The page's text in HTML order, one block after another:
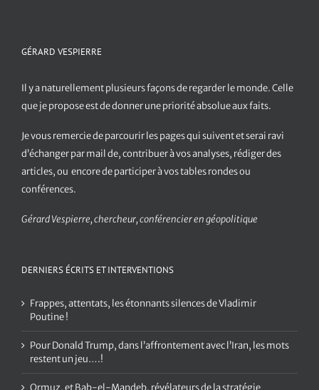
GÉRARD VESPIERRE
Il y a naturellement plusieurs façons de regarder le monde. Celle
que je propose est de donner une priorité absolue aux faits.
Je vous remercie de parcourir les pages qui suivent et serai ravi
d’échanger par mail de, contribuer à vos analyses, rédiger des
articles, ou encore de participer à vos tables rondes ou
conférences.
Gérard Vespierre, chercheur, conférencier en géopolitique
DERNIERS ÉCRITS ET INTERVENTIONS
Frappes, attentats, les étonnants silences de Vladimir
Poutine !
Pour Donald Trump, dans l’affrontement avec l’Iran, les mots
restent un jeu….!
Ormuz, et Bab-el-Mandeb, révélateurs de la stratégie